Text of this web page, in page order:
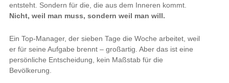
entsteht. Sondern für die, die aus dem Inneren kommt.
Nicht, weil man muss, sondern weil man will.
Ein Top-Manager, der sieben Tage die Woche arbeitet, weil
er für seine Aufgabe brennt – großartig. Aber das ist eine
persönliche Entscheidung, kein Maßstab für die
Bevölkerung.